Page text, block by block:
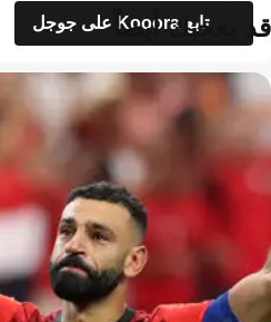
تابع Kooora على جوجل
قد يعجبك أيضاً